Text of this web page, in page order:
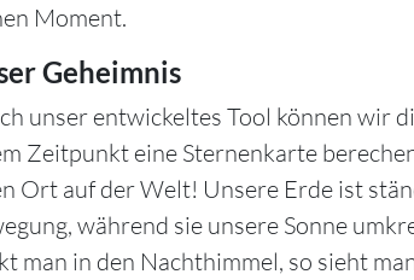
Moment.
Geheimnis
unser entwickeltes Tool können wir
Zeitpunkt eine Sternenkarte
Ort auf der Welt! Unsere Erde ist
während sie unsere Sonne
man in den Nachthimmel, so sieht